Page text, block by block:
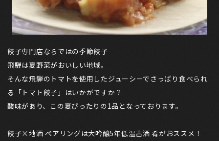
餃子専門店ならではの季節餃子
飛騨は夏野菜がおいしい地域。
そんな飛騨のトマトを使用したジューシーでさっぱり食べられ
る「トマト餃子」はいかがですか？
酸味があり、この夏ぴったりの1品となっております。
餃子×地酒 ぺアリングは大吟醸5年低温古酒 肴がおススメ！